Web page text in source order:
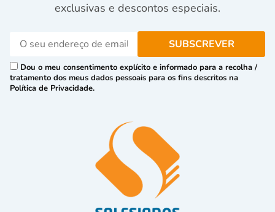
exclusivas e descontos especiais.
Dou o meu consentimento explícito e informado para a recolha /
tratamento dos meus dados pessoais para os fins descritos na
Política de Privacidade.